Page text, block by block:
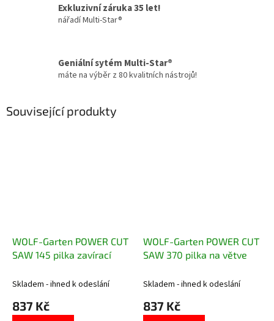
Exkluzivní záruka 35 let!
nářadí Multi-Star®
Geniální sytém Multi-Star®
máte na výběr z 80 kvalitních nástrojů!
Související produkty
WOLF-Garten POWER CUT
SAW 145 pilka zavírací
Skladem - ihned k odeslání
837 Kč
WOLF-Garten POWER CUT
SAW 370 pilka na větve
Skladem - ihned k odeslání
837 Kč